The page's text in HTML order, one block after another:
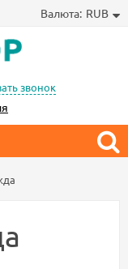
Валюта: RUB
звонок